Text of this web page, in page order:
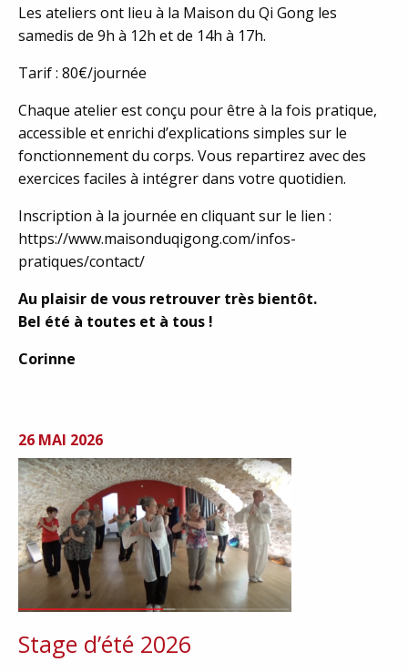
Les ateliers ont lieu à la Maison du Qi Gong les
samedis de 9h à 12h et de 14h à 17h.
Tarif : 80€/journée
Chaque atelier est conçu pour être à la fois pratique,
accessible et enrichi d’explications simples sur le
fonctionnement du corps. Vous repartirez avec des
exercices faciles à intégrer dans votre quotidien.
Inscription à la journée en cliquant sur le lien :
https://www.maisonduqigong.com/infos-
pratiques/contact/
Au plaisir de vous retrouver très bientôt.
Bel été à toutes et à tous !
Corinne
26 MAI 2026
Stage d’été 2026